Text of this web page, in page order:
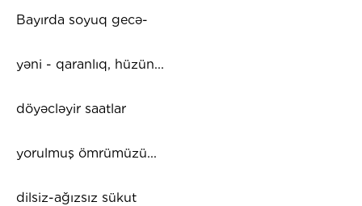
Bayırda soyuq gecə-
yəni - qaranlıq, hüzün...
döyəcləyir saatlar
yorulmuş ömrümüzü...
dilsiz-ağızsız sükut